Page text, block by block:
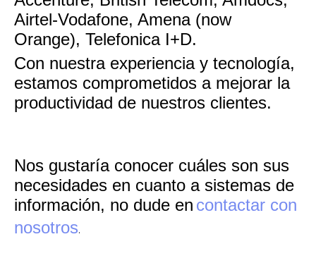
Airtel-Vodafone, Amena (now
Orange), Telefonica I+D.
Con nuestra experiencia y tecnología,
estamos comprometidos a mejorar la
productividad de nuestros clientes.
Nos gustaría conocer cuáles son sus
necesidades en cuanto a sistemas de
información, no dude en contactar con
nosotros.